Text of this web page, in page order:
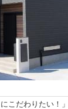
こだわりたい！